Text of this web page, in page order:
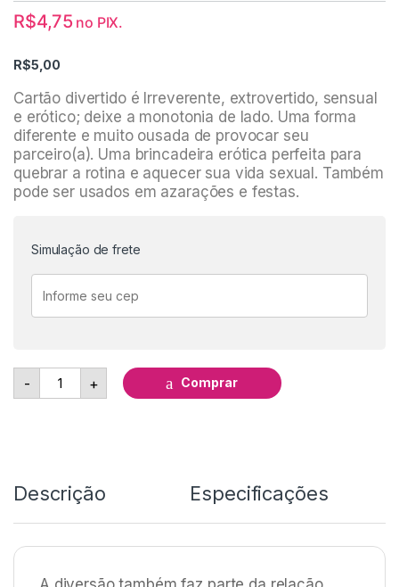
R$4,75 no PIX.
R$5,00
Cartão divertido é Irreverente, extrovertido, sensual
e erótico; deixe a monotonia de lado. Uma forma
diferente e muito ousada de provocar seu
parceiro(a). Uma brincadeira erótica perfeita para
quebrar a rotina e aquecer sua vida sexual. Também
pode ser usados em azarações e festas.
Simulação de frete
- Cartão Divertido "Se você for uma bichinha..." - Adão &
+ Comprar
Descrição Especificações